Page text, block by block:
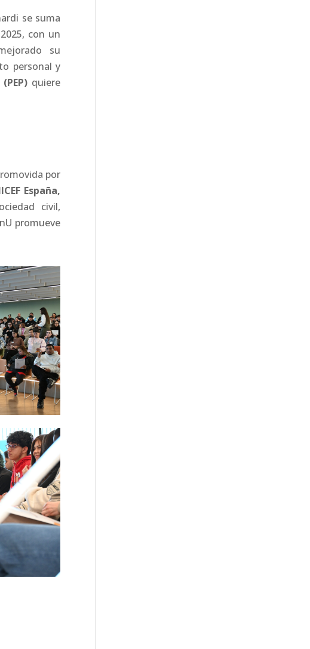
se suma
con un
su
personal y
quiere
por
España,
civil,
promueve